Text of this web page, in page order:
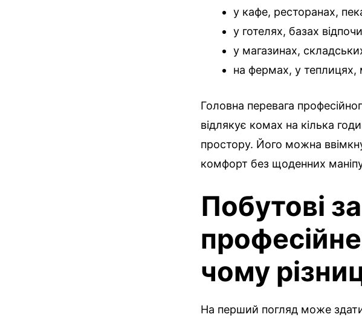
у кафе, ресторанах,
у готелях, базах
у магазинах,
на фермах, у теплицях,
Головна перевага
відлякує комах на кілька
простору. Його можна
комфорт без щоденних
Побутові
чому
На перший погляд може